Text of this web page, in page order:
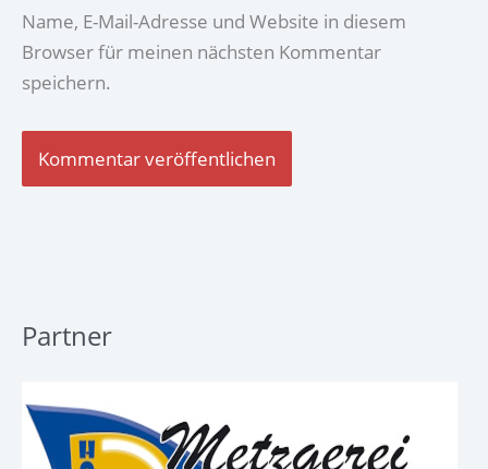
Name, E-Mail-Adresse und Website in diesem
Browser für meinen nächsten Kommentar
speichern.
Partner